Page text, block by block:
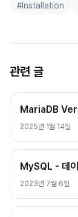
#Installation
관련 글
MariaDB
2025년 1월 14일
MySQL - 데
2023년 7월 6일